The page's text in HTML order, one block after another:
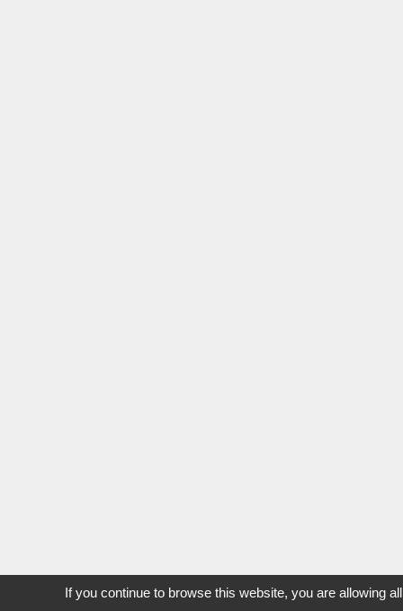
If you continue to browse this website, you are allowing